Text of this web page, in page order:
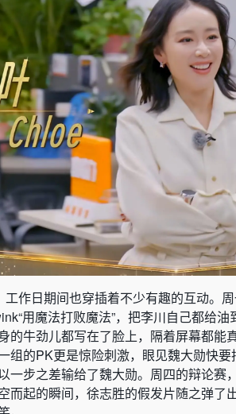
工作日期间也穿插着不少有趣的互动。
用魔法打败魔法”，把李川自己都给
的牛劲儿都写在了脸上，隔着屏幕都能
组的PK更是惊险刺激，眼见魏大勋快
一步之差输给了魏大勋。周四的辩论赛
而起的瞬间，徐志胜的假发片随之弹了